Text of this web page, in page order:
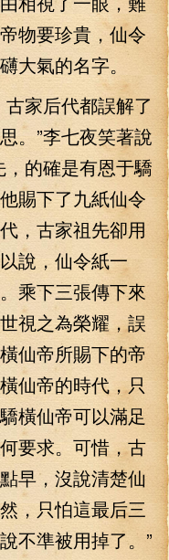
物要珍貴，仙令
大氣的名字。
后代都誤解了
。”李七夜笑著說
，的確是有恩于驕
賜下了九紙仙令
，古家祖先卻用
說，仙令紙一
乘下三張傳下來
視之為榮耀，誤
仙帝所賜下的帝
仙帝的時代，只
橫仙帝可以滿足
要求。可惜，古
早，沒說清楚仙
，只怕這最后三
不準被用掉了。”